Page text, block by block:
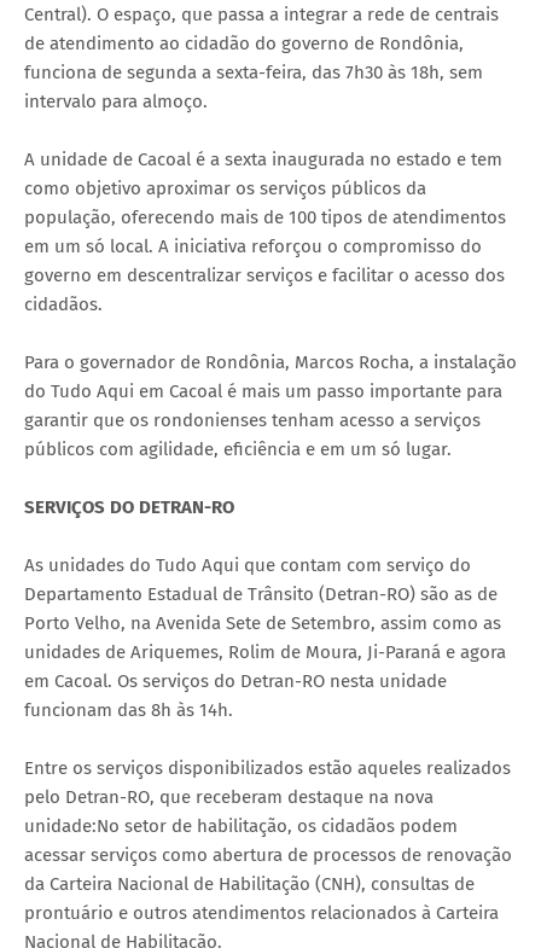
Central). O espaço, que passa a integrar a rede de centrais
de atendimento ao cidadão do governo de Rondônia,
funciona de segunda a sexta-feira, das 7h30 às 18h, sem
intervalo para almoço.
A unidade de Cacoal é a sexta inaugurada no estado e tem
como objetivo aproximar os serviços públicos da
população, oferecendo mais de 100 tipos de atendimentos
em um só local. A iniciativa reforçou o compromisso do
governo em descentralizar serviços e facilitar o acesso dos
cidadãos.
Para o governador de Rondônia, Marcos Rocha, a instalação
do Tudo Aqui em Cacoal é mais um passo importante para
garantir que os rondonienses tenham acesso a serviços
públicos com agilidade, eficiência e em um só lugar.
SERVIÇOS DO DETRAN-RO
As unidades do Tudo Aqui que contam com serviço do
Departamento Estadual de Trânsito (Detran-RO) são as de
Porto Velho, na Avenida Sete de Setembro, assim como as
unidades de Ariquemes, Rolim de Moura, Ji-Paraná e agora
em Cacoal. Os serviços do Detran-RO nesta unidade
funcionam das 8h às 14h.
Entre os serviços disponibilizados estão aqueles realizados
pelo Detran-RO, que receberam destaque na nova
unidade:No setor de habilitação, os cidadãos podem
acessar serviços como abertura de processos de renovação
da Carteira Nacional de Habilitação (CNH), consultas de
prontuário e outros atendimentos relacionados à Carteira
Nacional de Habilitação.